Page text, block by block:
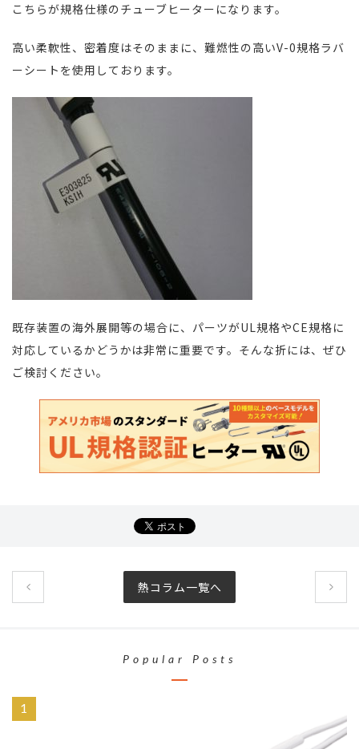
こちらが規格仕様のチューブヒーターになります。
高い柔軟性、密着度はそのままに、難燃性の高いV-0規格ラバ
ーシートを使用しております。
既存装置の海外展開等の場合に、パーツがUL規格やCE規格に
対応しているかどうかは非常に重要です。そんな折には、ぜひ
ご検討ください。
熱コラム一覧へ
Popular Posts